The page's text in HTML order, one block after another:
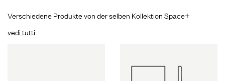
Verschiedene Produkte von der selben Kollektion Space+
vedi tutti